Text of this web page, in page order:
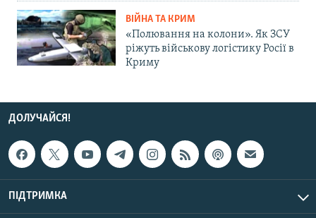
ВІЙНА ТА КРИМ
«Полювання на колони». Як ЗСУ
ріжуть військову логістику Росії в
Криму
ДОЛУЧАЙСЯ!
ПІДТРИМКА